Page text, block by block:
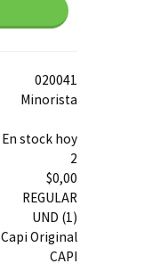
020041
Minorista
En stock hoy
2
$0,00
REGULAR
UND (1)
Capi Original
CAPI